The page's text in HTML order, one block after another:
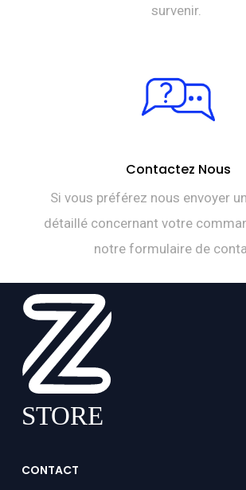
survenir.
Contactez Nous
Si vous préférez nous envoyer
détaillé concernant votre
notre formulaire de
CONTACT